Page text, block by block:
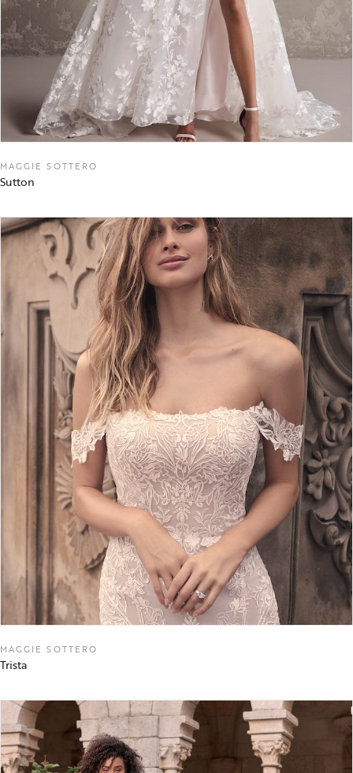
MAGGIE SOTTERO
Sutton
MAGGIE SOTTERO
Trista